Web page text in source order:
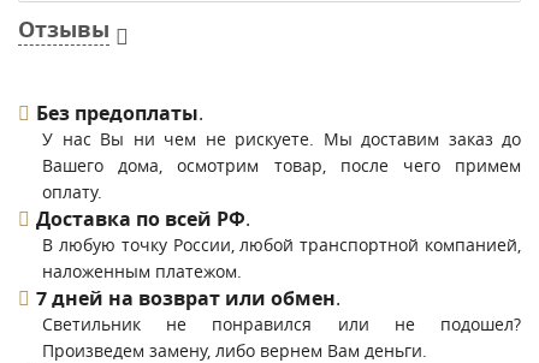
Отзывы
Без предоплаты.
У нас Вы ни чем не рискуете. Мы доставим заказ до
Вашего дома, осмотрим товар, после чего примем
оплату.
Доставка по всей РФ.
В любую точку России, любой транспортной компанией,
наложенным платежом.
7 дней на возврат или обмен.
Светильник не понравился или не подошел?
Произведем замену, либо вернем Вам деньги.